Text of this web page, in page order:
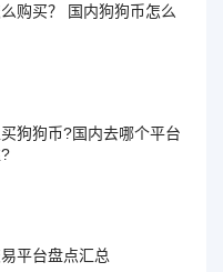
购买？ 国内狗狗币怎么
狗狗币?国内去哪个平台
平台盘点汇总